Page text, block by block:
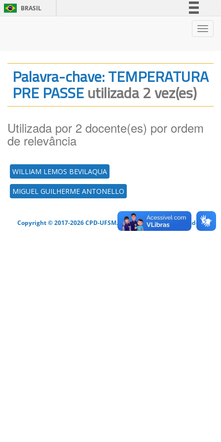
BRASIL
Legislação
Canais
Palavra-chave: TEMPERATURA
PRE PASSEutilizada 2 vez(es)
Utilizada por 2 docente(es) por ordem
de relevância
WILLIAM LEMOS BEVILAQUA
MIGUEL GUILHERME ANTONELLO
Copyright © 2017-2026 CPD-UFSM. Todos os direitos reservados.